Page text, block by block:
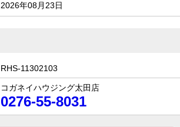
2026年08月23日
RHS-11302103
コガネイハウジング太田店
0276-55-8031